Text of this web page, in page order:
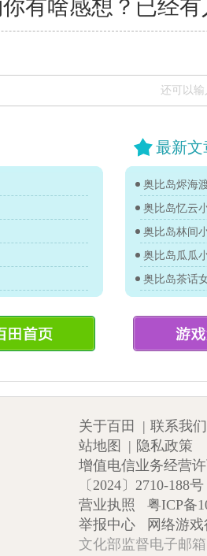
有啥感想？已经有
还可以输
最新文
奥比岛烬海
奥比岛忆云
奥比岛林间
奥比岛瓜瓜
奥比岛茶话
关于百田 | 联系我们
站地图
| 隐私政策
增值电信业务经营
〔2024〕2710-188号
营业执照
粤ICP备
举报中心
网络游
文化部监督电子邮